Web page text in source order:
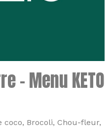
– Menu KETO
coco, Brocoli, Chou-fleur,